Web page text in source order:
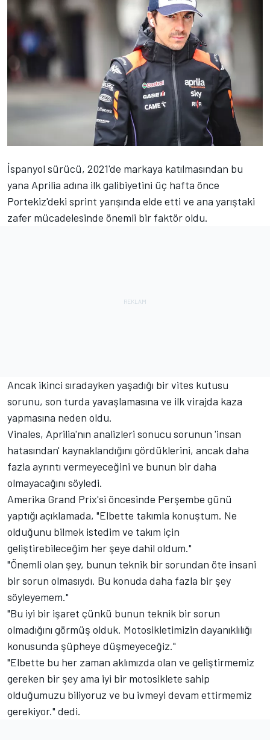
İspanyol sürücü, 2021'de markaya katılmasından bu
yana Aprilia adına ilk galibiyetini üç hafta önce
Portekiz'deki sprint yarışında elde etti ve ana yarıştaki
zafer mücadelesinde önemli bir faktör oldu.
Ancak ikinci sıradayken yaşadığı bir vites kutusu
sorunu, son turda yavaşlamasına ve ilk virajda kaza
yapmasına neden oldu.
Vinales, Aprilia'nın analizleri sonucu sorunun 'insan
hatasından' kaynaklandığını gördüklerini, ancak daha
fazla ayrıntı vermeyeceğini ve bunun bir daha
olmayacağını söyledi.
Amerika Grand Prix'si öncesinde Perşembe günü
yaptığı açıklamada, "Elbette takımla konuştum. Ne
olduğunu bilmek istedim ve takım için
geliştirebileceğim her şeye dahil oldum."
"Önemli olan şey, bunun teknik bir sorundan öte insani
bir sorun olmasıydı. Bu konuda daha fazla bir şey
söyleyemem."
"Bu iyi bir işaret çünkü bunun teknik bir sorun
olmadığını görmüş olduk. Motosikletimizin dayanıklılığı
konusunda şüpheye düşmeyeceğiz."
"Elbette bu her zaman aklımızda olan ve geliştirmemiz
gereken bir şey ama iyi bir motosiklete sahip
olduğumuzu biliyoruz ve bu ivmeyi devam ettirmemiz
gerekiyor." dedi.